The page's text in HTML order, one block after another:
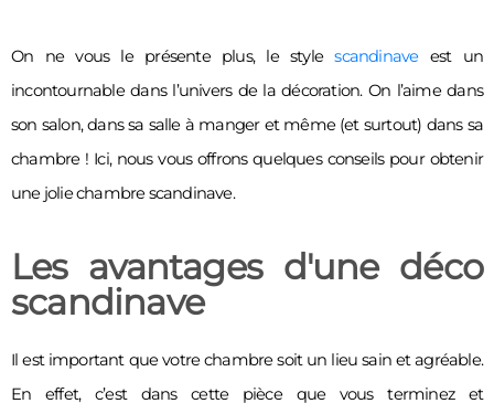
On ne vous le présente plus, le style scandinave est un
incontournable dans l’univers de la décoration. On l’aime dans
son salon, dans sa salle à manger et même (et surtout) dans sa
chambre ! Ici, nous vous offrons quelques conseils pour obtenir
une jolie chambre scandinave.
Les avantages d'une déco
scandinave
Il est important que votre chambre soit un lieu sain et agréable.
En effet, c’est dans cette pièce que vous terminez et